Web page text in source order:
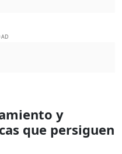
y
que persiguen